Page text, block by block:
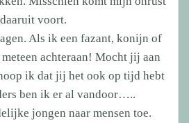
daaruit voort.
Als ik een fazant, konijn of
achteraan! Mocht jij aan
ik dat jij het ook op tijd hebt
ben ik er al vandoor…..
jongen naar mensen toe.